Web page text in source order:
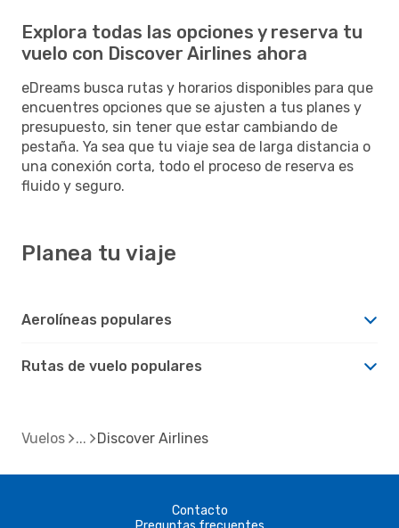
Explora todas las opciones y reserva tu
vuelo con Discover Airlines ahora
eDreams busca rutas y horarios disponibles para que
encuentres opciones que se ajusten a tus planes y
presupuesto, sin tener que estar cambiando de
pestaña. Ya sea que tu viaje sea de larga distancia o
una conexión corta, todo el proceso de reserva es
fluido y seguro.
Planea tu viaje
Aerolíneas populares
Rutas de vuelo populares
Vuelos Discover Airlines
Contacto